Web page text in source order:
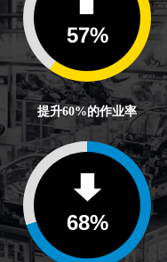
60%
提升60%的作业率
71%